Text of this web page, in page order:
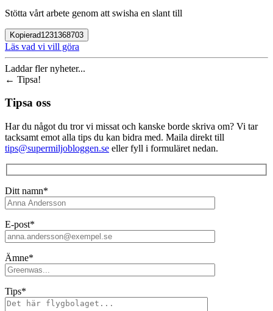
Stötta vårt arbete genom att swisha en slant till
Kopierad1231368703
Läs vad vi vill göra
Laddar fler nyheter...
← Tipsa!
Tipsa oss
Har du något du tror vi missat och kanske borde skriva om? Vi tar
tacksamt emot alla tips du kan bidra med. Maila direkt till
tips@supermiljobloggen.se eller fyll i formuläret nedan.
Ditt namn*
E-post*
Ämne*
Tips*